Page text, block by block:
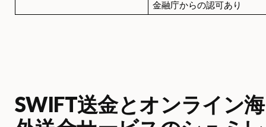
金融庁からの認可あり
SWIFT送金とオンライン海